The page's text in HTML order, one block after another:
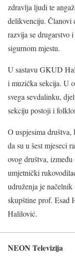
zdravlja ljudi te
delikvenciju. Članovi
razvija se drugarstvo
sigurnom mjestu.
U sastavu GKUD
i muzička sekcija. U
svega sevdalinku,
sekciju postoji i
O uspjesima
da su u šest mjeseci
ovog društva,
umjetnički
udruženja je
skupštine prof. Esad
Halilović.
NEON Televizija